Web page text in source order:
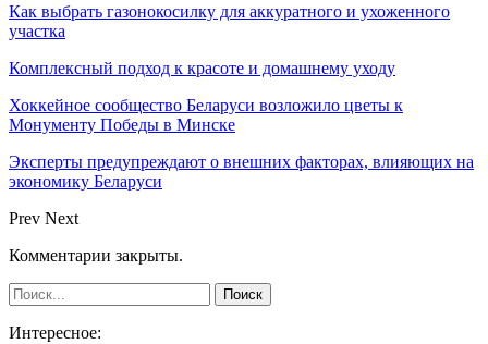
Как выбрать газонокосилку для аккуратного и ухоженного
участка
Комплексный подход к красоте и домашнему уходу
Хоккейное сообщество Беларуси возложило цветы к
Монументу Победы в Минске
Эксперты предупреждают о внешних факторах, влияющих на
экономику Беларуси
Prev Next
Комментарии закрыты.
Интересное: